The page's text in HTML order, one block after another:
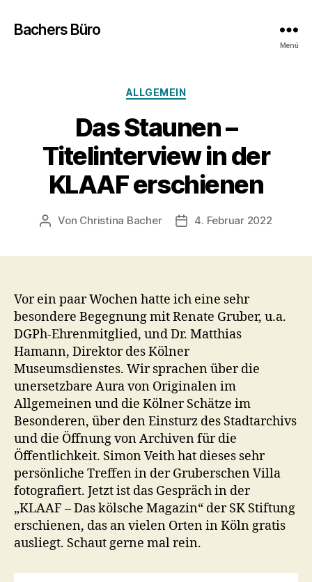
Bachers Büro
Menü
Kategorien
ALLGEMEIN
Das Staunen –
Titelinterview in der
KLAAF erschienen
Beitragsautor
Von Christina Bacher Veröffentlichungsdatum
4. Februar 2022
Vor ein paar Wochen hatte ich eine sehr
besondere Begegnung mit Renate Gruber, u.a.
DGPh-Ehrenmitglied, und Dr. Matthias
Hamann, Direktor des Kölner
Museumsdienstes. Wir sprachen über die
unersetzbare Aura von Originalen im
Allgemeinen und die Kölner Schätze im
Besonderen, über den Einsturz des Stadtarchivs
und die Öffnung von Archiven für die
Öffentlichkeit. Simon Veith hat dieses sehr
persönliche Treffen in der Gruberschen Villa
fotografiert. Jetzt ist das Gespräch in der
„KLAAF – Das kölsche Magazin“ der SK Stiftung
erschienen, das an vielen Orten in Köln gratis
ausliegt. Schaut gerne mal rein.